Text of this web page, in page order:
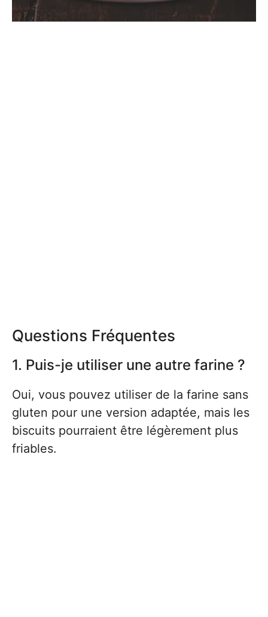
Questions Fréquentes
1. Puis-je utiliser une autre farine ?
Oui, vous pouvez utiliser de la farine sans
gluten pour une version adaptée, mais les
biscuits pourraient être légèrement plus
friables.